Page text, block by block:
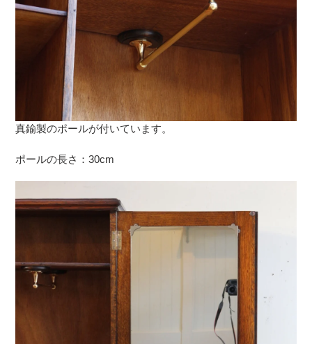
真鍮製のポールが付いています。
ポールの長さ：30cm